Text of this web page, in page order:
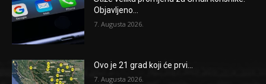
Objavljeno...
7. Augusta 2026.
Ovo je 21 grad koji će prvi...
7. Augusta 2026.